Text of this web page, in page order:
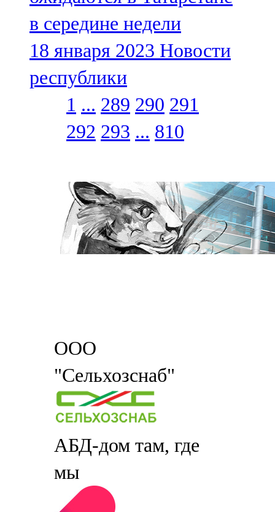
в середине недели
18 января 2023 Новости
республики
1 ... 289 290 291
292 293 ... 810
ООО
"Сельхозснаб"
АБД-дом там, где
мы